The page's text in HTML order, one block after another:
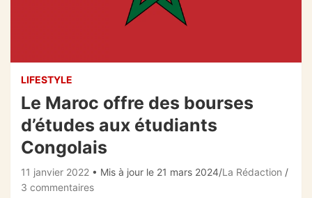
LIFESTYLE
Le Maroc offre des bourses
d’études aux étudiants
Congolais
11 janvier 2022 • Mis à jour le 21 mars 2024 La Rédaction
3 commentaires